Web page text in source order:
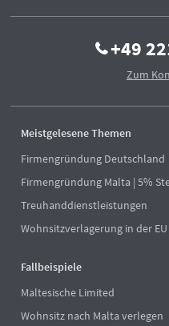
+49
Zum
Meistgelesene Themen
Firmengründung Deutschland
Firmengründung Malta | 5%
Treuhanddienstleistungen
Wohnsitzverlagerung in der EU
Fallbeispiele
Maltesische Limited
Wohnsitz nach Malta verlegen